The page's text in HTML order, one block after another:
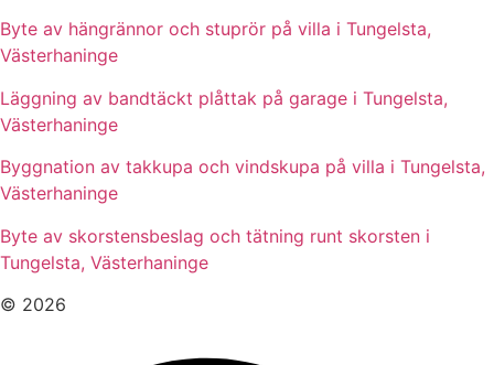
Byte av hängrännor och stuprör på villa i Tungelsta,
Västerhaninge
Läggning av bandtäckt plåttak på garage i Tungelsta,
Västerhaninge
Byggnation av takkupa och vindskupa på villa i Tungelsta,
Västerhaninge
Byte av skorstensbeslag och tätning runt skorsten i
Tungelsta, Västerhaninge
© 2026